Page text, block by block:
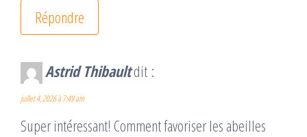
Répondre
Astrid Thibaultdit :
juillet 4, 2026 à 7:49 am
Super intéressant! Comment favoriser les abeilles